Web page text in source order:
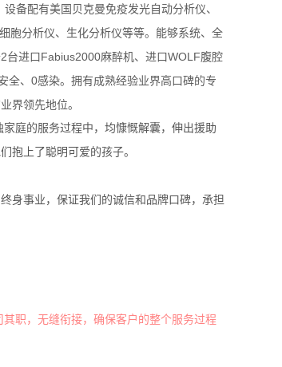
备配有美国贝克曼免疫发光自动分析仪、
胞分析仪、生化分析仪等等。能够系统、全
台进口Fabius2000麻醉机、进口WOLF腹腔
全、0感染。拥有成熟经验业界高口碑的专
界领先地位。
庭的服务过程中，均慷慨解囊，伸出援助
抱上了聪明可爱的孩子。
身事业，保证我们的诚信和品牌口碑，承担
职，无缝衔接，确保客户的整个服务过程